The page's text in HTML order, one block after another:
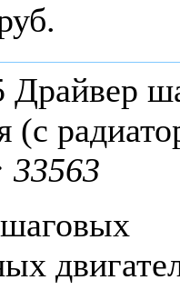
Драйвер
(с
33563